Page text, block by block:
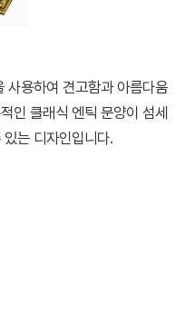
사용하여 견고함과 아름다움
인 클래식 엔틱 문양이 섬세
는 디자인입니다.